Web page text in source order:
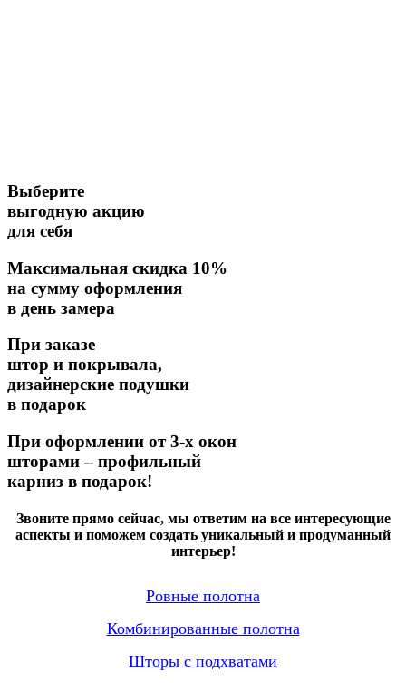
Выберите
выгодную акцию
для себя
Максимальная скидка 10%
на сумму оформления
в день замера
При заказе
штор и покрывала,
дизайнерские подушки
в подарок
При оформлении от 3-х окон
шторами – профильный
карниз в подарок!
Звоните прямо сейчас, мы ответим на все интересующие
аспекты и поможем создать уникальный и продуманный
интерьер!
Ровные полотна
Комбинированные полотна
Шторы с подхватами